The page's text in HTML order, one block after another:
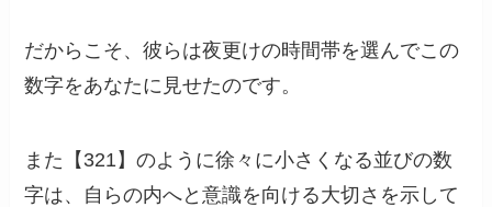
だからこそ、彼らは夜更けの時間帯を選んでこの
数字をあなたに見せたのです。
また【321】のように徐々に小さくなる並びの数
字は、自らの内へと意識を向ける大切さを示して